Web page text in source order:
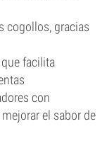
cogollos, gracias
facilita
con
el sabor de